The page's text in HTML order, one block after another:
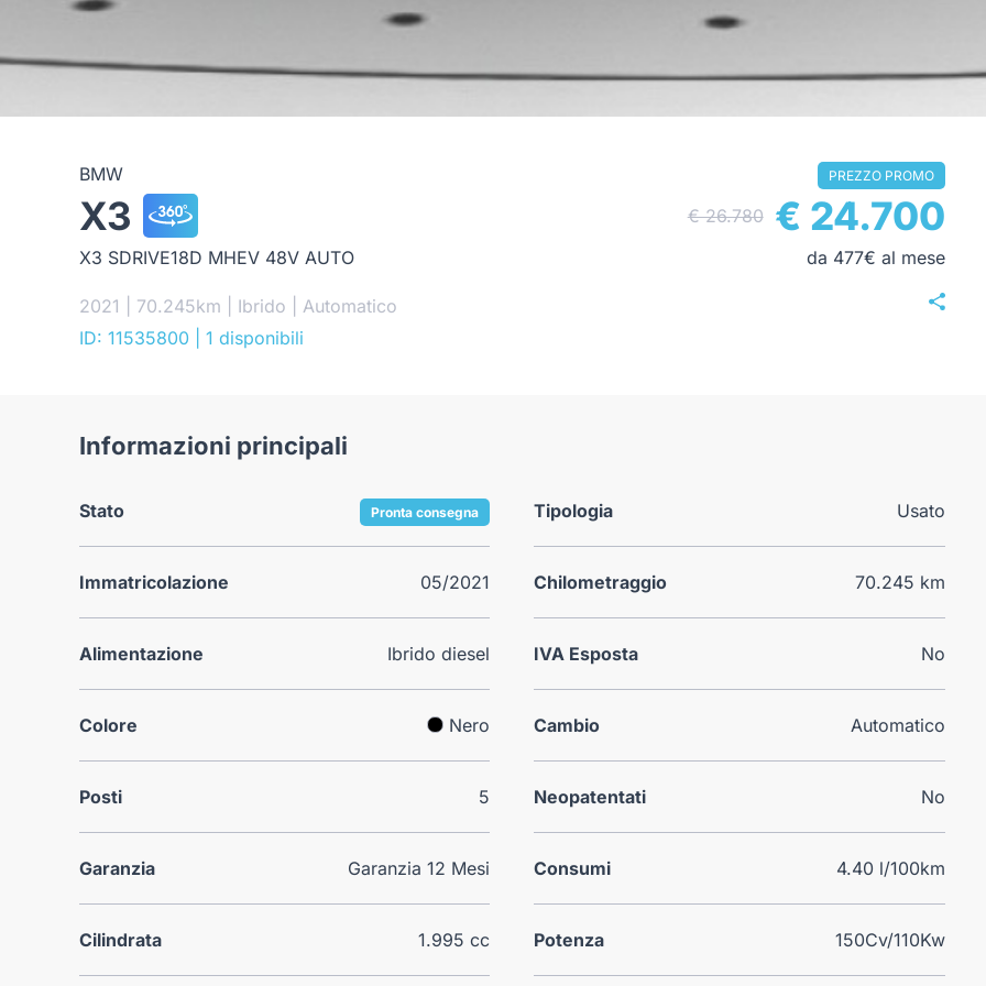
BMW
X3
X3 SDRIVE18D MHEV 48V AUTO
2021 | 70.245km | Ibrido | Automatico
ID: 11535800
| 1 disponibili
PREZZO PROMO
€ 26.780 € 24.700
da 477€ al mese
Informazioni principali
Stato Pronta consegna Tipologia Usato
Immatricolazione 05/2021 Chilometraggio 70.245 km
Alimentazione Ibrido diesel IVA Esposta No
Colore Nero Cambio Automatico
Posti 5 Neopatentati No
Garanzia Garanzia 12 Mesi Consumi 4.40 l/100km
Cilindrata 1.995 cc Potenza 150Cv/110Kw